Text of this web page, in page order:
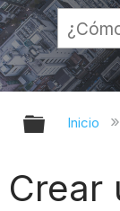
Inicio
Crear